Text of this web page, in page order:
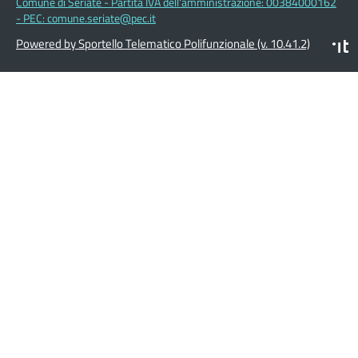
- PEC: comune.seriate@pec.it
Powered by Sportello Telematico Polifunzionale (v. 10.41.2)